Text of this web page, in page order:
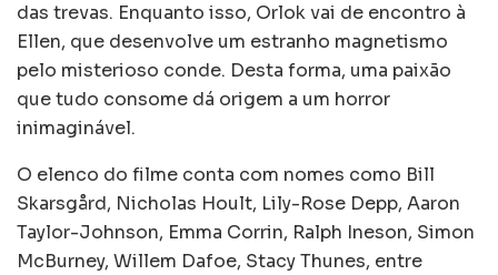
das trevas. Enquanto isso, Orlok vai de encontro à
Ellen, que desenvolve um estranho magnetismo
pelo misterioso conde. Desta forma, uma paixão
que tudo consome dá origem a um horror
inimaginável.
O elenco do filme conta com nomes como Bill
Skarsgård, Nicholas Hoult, Lily-Rose Depp, Aaron
Taylor-Johnson, Emma Corrin, Ralph Ineson, Simon
McBurney, Willem Dafoe, Stacy Thunes, entre